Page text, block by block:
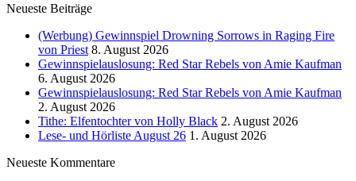
Neueste Beiträge
(Werbung) Gewinnspiel Drowning Sorrows in Raging Fire
von Priest 8. August 2026
Gewinnspielauslosung: Red Star Rebels von Amie Kaufman
6. August 2026
Gewinnspielauslosung: Red Star Rebels von Amie Kaufman
2. August 2026
Tithe: Elfentochter von Holly Black 2. August 2026
Lese- und Hörliste August 26 1. August 2026
Neueste Kommentare